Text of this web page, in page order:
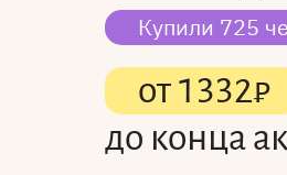
Купили 725
от1332₽
до конца